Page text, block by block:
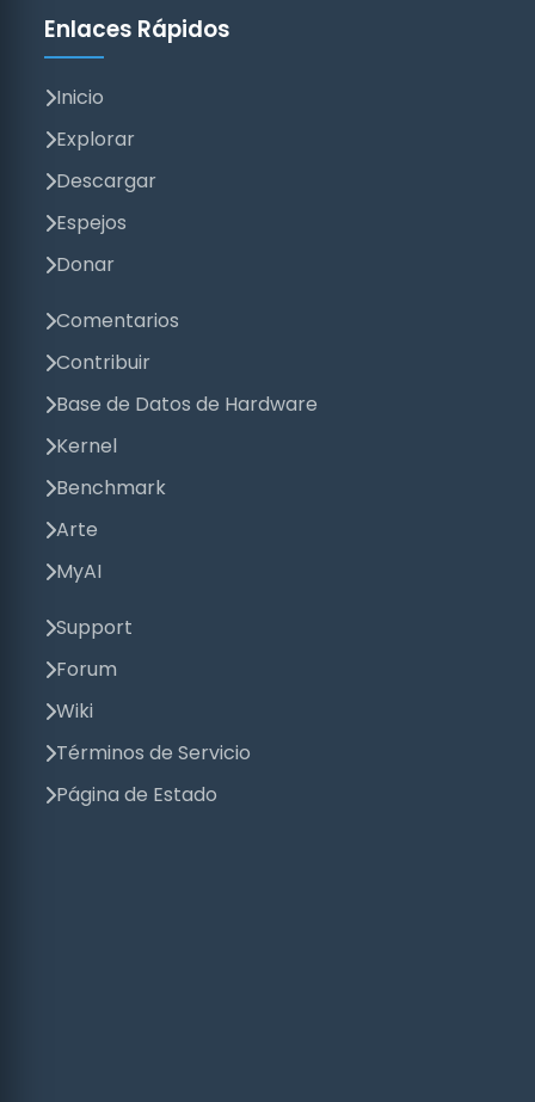
Enlaces Rápidos
Inicio
Explorar
Descargar
Espejos
Donar
Comentarios
Contribuir
Base de Datos de Hardware
Kernel
Benchmark
Arte
MyAI
Support
Forum
Wiki
Términos de Servicio
Página de Estado